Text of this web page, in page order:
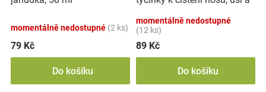
momentálně nedostupné (2 ks)
79 Kč
Do košíku
momentálně nedostupné
(12 ks)
89 Kč
Do košíku